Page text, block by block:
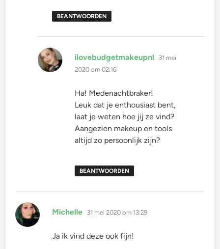
BEANTWOORDEN
ilovebudgetmakeupnl schreef:
31 mei
2020 om 02:16
Ha! Medenachtbraker!
Leuk dat je enthousiast bent,
laat je weten hoe jij ze vind?
Aangezien makeup en tools
altijd zo persoonlijk zijn?
BEANTWOORDEN
Michelle schreef:
31 mei 2020 om 13:29
Ja ik vind deze ook fijn!